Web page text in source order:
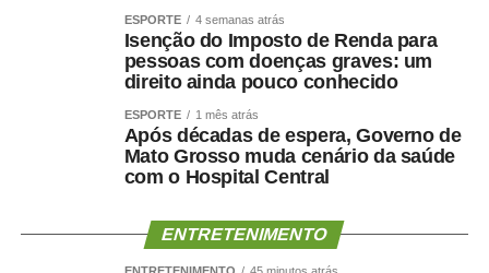
Segundo a pasta, a renegociação é feita
exclusivamente nas instituições financeiras, sem
intermediação de sites específicos do governo ou
envio de links por SMS e aplicativos.
Levantamento do NetLab/UFRJ identificou 544 anúncios
fraudulentos nas plataformas da Meta entre abril e junho,
dos quais 38% utilizavam inteligência artificial e 72%
marcas conhecidas para conferir aparência de
legitimidade às fraudes.
ESPORTE 4 semanas atrás
Isenção do Imposto de Renda para
pessoas com doenças graves: um
direito ainda pouco conhecido
ESPORTE 1 mês atrás
Após décadas de espera, Governo de
Mato Grosso muda cenário da saúde
com o Hospital Central
ENTRETENIMENTO